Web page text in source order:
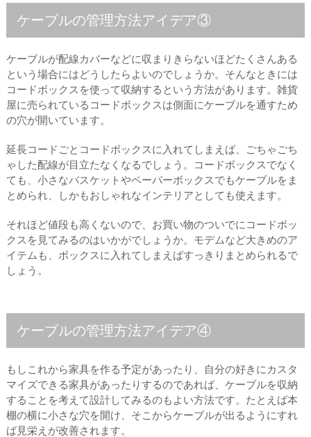
ケーブルの管理方法アイデア③
ケーブルが配線カバーなどに収まりきらないほどたくさんある
という場合にはどうしたらよいのでしょうか。そんなときには
コードボックスを使って収納するという方法があります。雑貨
屋に売られているコードボックスは側面にケーブルを通すため
の穴が開いています。
延長コードごとコードボックスに入れてしまえば、ごちゃごち
ゃした配線が目立たなくなるでしょう。コードボックスでなく
ても、小さなバスケットやペーパーボックスでもケーブルをま
とめられ、しかもおしゃれなインテリアとしても使えます。
それほど値段も高くないので、お買い物のついでにコードボッ
クスを見てみるのはいかがでしょうか。モデムなど大きめのア
イテムも、ボックスに入れてしまえばすっきりまとめられるで
しょう。
ケーブルの管理方法アイデア④
もしこれから家具を作る予定があったり、自分の好きにカスタ
マイズできる家具があったりするのであれば、ケーブルを収納
することを考えて設計してみるのもよい方法です。たとえば本
棚の横に小さな穴を開け、そこからケーブルが出るようにすれ
ば見栄えが改善されます。